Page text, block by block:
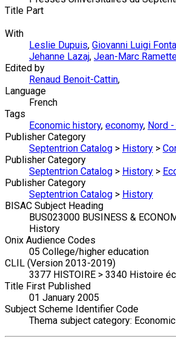
Title Part
With
Leslie Dupuis, Giovanni Luigi
Jehanne Lazaj, Jean-Marc
Edited by
Renaud Benoit-Cattin,
Language
French
Tags
Economic history, economy, Nord
Publisher Category
Septentrion Catalog > History >
Publisher Category
Septentrion Catalog > History >
Publisher Category
Septentrion Catalog > History
BISAC Subject Heading
BUS023000 BUSINESS &
History
Onix Audience Codes
05 College/higher education
CLIL (Version 2013-2019)
3377 HISTOIRE > 3340 Histoire
Title First Published
01 January 2005
Subject Scheme Identifier Code
Thema subject category: